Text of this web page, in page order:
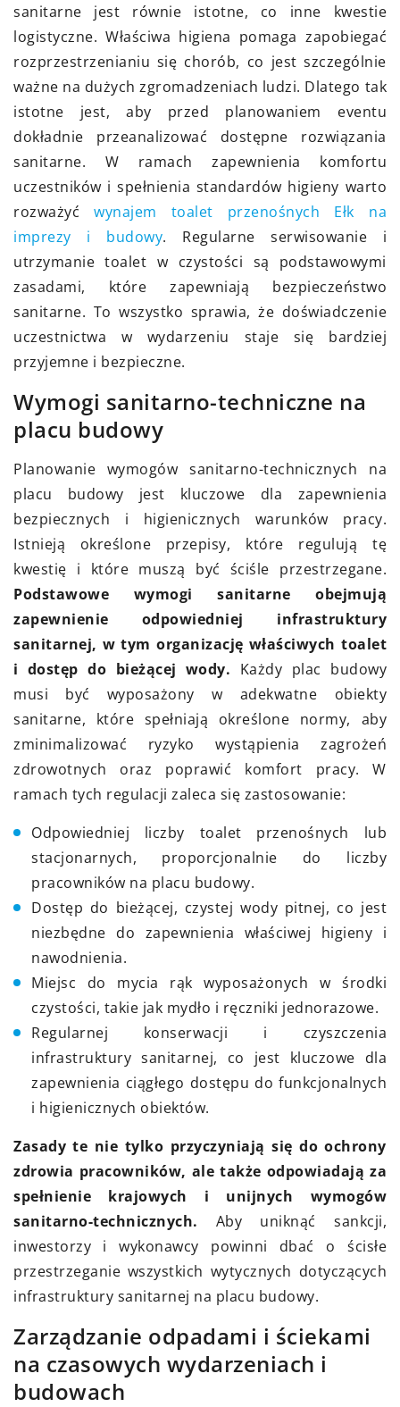
sanitarne jest równie istotne, co inne kwestie
logistyczne. Właściwa higiena pomaga zapobiegać
rozprzestrzenianiu się chorób, co jest szczególnie
ważne na dużych zgromadzeniach ludzi. Dlatego tak
istotne jest, aby przed planowaniem eventu
dokładnie przeanalizować dostępne rozwiązania
sanitarne. W ramach zapewnienia komfortu
uczestników i spełnienia standardów higieny warto
rozważyćwynajem toalet przenośnych Ełk na
imprezy i budowy. Regularne serwisowanie i
utrzymanie toalet w czystości są podstawowymi
zasadami, które zapewniają bezpieczeństwo
sanitarne. To wszystko sprawia, że doświadczenie
uczestnictwa w wydarzeniu staje się bardziej
przyjemne i bezpieczne.
Wymogi sanitarno-techniczne na
placu budowy
Planowanie wymogów sanitarno-technicznych na
placu budowy jest kluczowe dla zapewnienia
bezpiecznych i higienicznych warunków pracy.
Istnieją określone przepisy, które regulują tę
kwestię i które muszą być ściśle przestrzegane.
Podstawowe wymogi sanitarne obejmują
zapewnienie odpowiedniej infrastruktury
sanitarnej, w tym organizację właściwych toalet
i dostęp do bieżącej wody. Każdy plac budowy
musi być wyposażony w adekwatne obiekty
sanitarne, które spełniają określone normy, aby
zminimalizować ryzyko wystąpienia zagrożeń
zdrowotnych oraz poprawić komfort pracy. W
ramach tych regulacji zaleca się zastosowanie:
Odpowiedniej liczby toalet przenośnych lub
stacjonarnych, proporcjonalnie do liczby
pracowników na placu budowy.
Dostęp do bieżącej, czystej wody pitnej, co jest
niezbędne do zapewnienia właściwej higieny i
nawodnienia.
Miejsc do mycia rąk wyposażonych w środki
czystości, takie jak mydło i ręczniki jednorazowe.
Regularnej konserwacji i czyszczenia
infrastruktury sanitarnej, co jest kluczowe dla
zapewnienia ciągłego dostępu do funkcjonalnych
i higienicznych obiektów.
Zasady te nie tylko przyczyniają się do ochrony
zdrowia pracowników, ale także odpowiadają za
spełnienie krajowych i unijnych wymogów
sanitarno-technicznych. Aby uniknąć sankcji,
inwestorzy i wykonawcy powinni dbać o ścisłe
przestrzeganie wszystkich wytycznych dotyczących
infrastruktury sanitarnej na placu budowy.
Zarządzanie odpadami i ściekami
na czasowych wydarzeniach i
budowach